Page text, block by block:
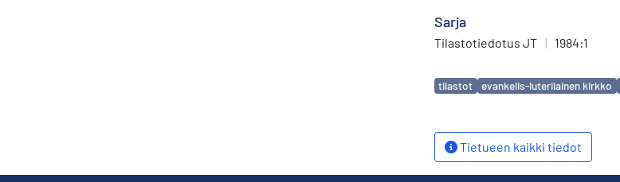
Sarja
Tilastotiedotus JT | 1984:1
Avainsanat
tilastot evankelis-luterilainen kirkko
Tietueen kaikki tiedot